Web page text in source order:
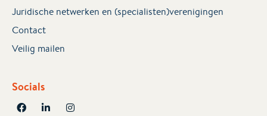
Juridische netwerken en (specialisten)verenigingen
Contact
Veilig mailen
Socials